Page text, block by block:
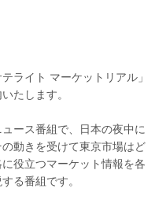
ライト マーケットリアル」
たします。
ース番組で、日本の夜中に
動きを受けて東京市場はど
役立つマーケット情報を各
る番組です。